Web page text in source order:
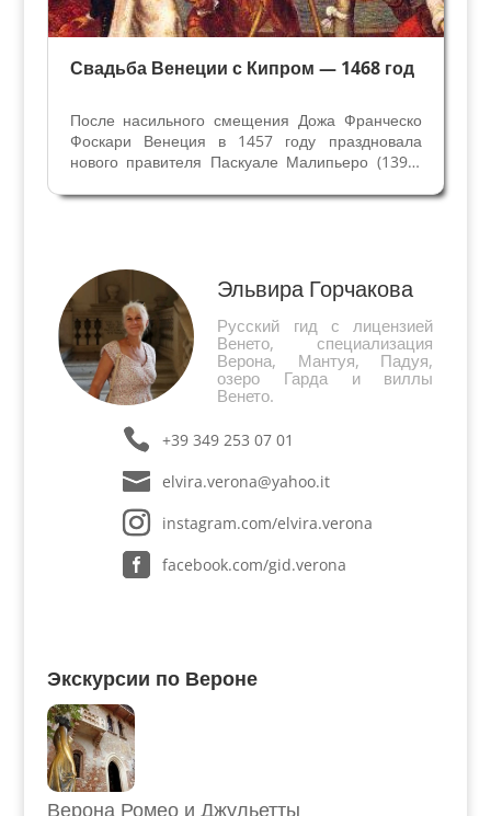
Свадьба Венеции с Кипром — 1468 год
После насильного смещения Дожа Франческо
Фоскари Венеция в 1457 году праздновала
нового правителя Паскуале Малипьеро (1392-
бесцветными, он умер в 1462 году. Его
Эльвира Горчакова
Русский гид с лицензией
Венето, специализация
Верона, Мантуя, Падуя,
озеро Гарда и виллы
Венето.
+39 349 253 07 01
elvira.verona@yahoo.it
instagram.com/elvira.verona
facebook.com/gid.verona
Экскурсии по Вероне
Верона Ромео и Джульетты